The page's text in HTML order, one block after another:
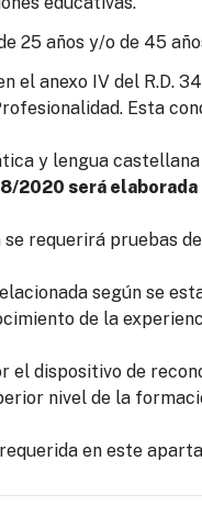
25 años y/o de 45
el anexo IV del R.D.
Esta
y lengua
2020 será
requerirá pruebas
según se
de la
el dispositivo de
nivel de la
en este